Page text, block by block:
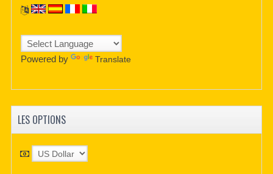
Powered by Translate
LES OPTIONS